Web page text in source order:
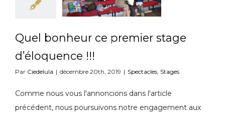
Quel bonheur ce premier stage
d’éloquence !!!
Par Ciedelula | décembre 20th, 2019 | Spectacles, Stages
Comme nous vous l'annoncions dans l'article
précédent, nous poursuivons notre engagement aux